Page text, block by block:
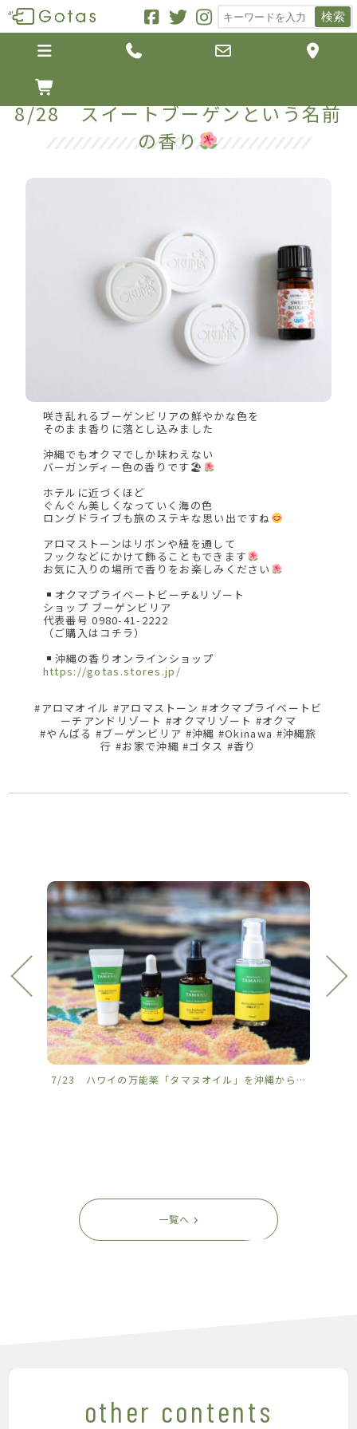
検索
   

8/28 スイートブーゲンという名前
の香り
咲き乱れるブーゲンビリアの鮮やかな色を
そのまま香りに落とし込みました
沖縄でもオクマでしか味わえない
バーガンディー色の香りです🏖
ホテルに近づくほど
ぐんぐん美しくなっていく海の色
ロングドライブも旅のステキな思い出ですね
アロマストーンはリボンや紐を通して
フックなどにかけて飾ることもできます
お気に入りの場所で香りをお楽しみください
オクマプライベートビーチ&リゾート
ショップ ブーゲンビリア
代表番号 0980-41-2222
（ご購入はコチラ）
沖縄の香りオンラインショップ
https://gotas.stores.jp/
#アロマオイル #アロマストーン #オクマプライベートビ
ーチアンドリゾート #オクマリゾート #オクマ
#やんばる #ブーゲンビリア #沖縄 #Okinawa #沖縄旅
行 #お家で沖縄 #ゴタス #香り
7/23 ハワイの万能薬「タマヌオイル」を沖縄から
一覧へ
other contents